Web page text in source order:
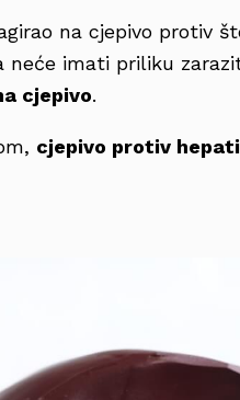
na cjepivo protiv
neće imati priliku
cjepivo.
cjepivo protiv